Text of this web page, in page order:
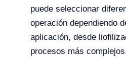
puede seleccionar
operación dependiendo
aplicación, desde
procesos más